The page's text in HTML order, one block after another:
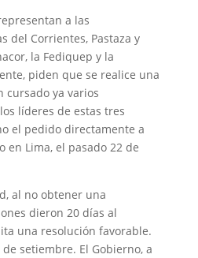
a las
del Corrientes, Pastaza y
la Fediquep y la
piden que se realice una
cursado ya varios
líderes de estas tres
el pedido directamente a
en Lima, el pasado 22 de
al no obtener una
dieron 20 días al
una resolución favorable.
setiembre. El Gobierno, a